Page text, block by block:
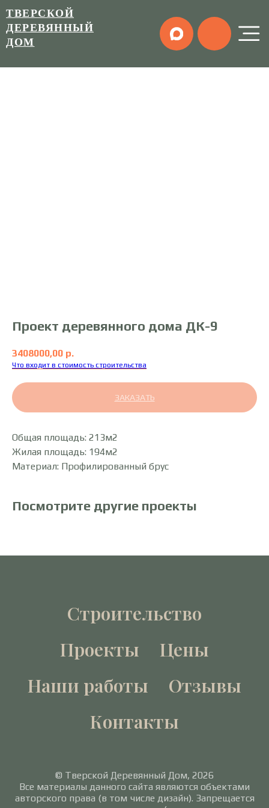
ТВЕРСКОЙ
ДЕРЕВЯННЫЙ
ДОМ
Проект деревянного дома ДК-9
3408000,00 р.
Что входит в стоимость строительства
ЗАКАЗАТЬ
Общая площадь: 213м2
Жилая площадь: 194м2
Материал: Профилированный брус
Посмотрите другие проекты
Строительство
Проекты
Цены
Наши работы
Отзывы
Контакты
© Тверской Деревянный Дом, 2026
Все материалы данного сайта являются объектами
авторского права (в том числе дизайн). Запрещается